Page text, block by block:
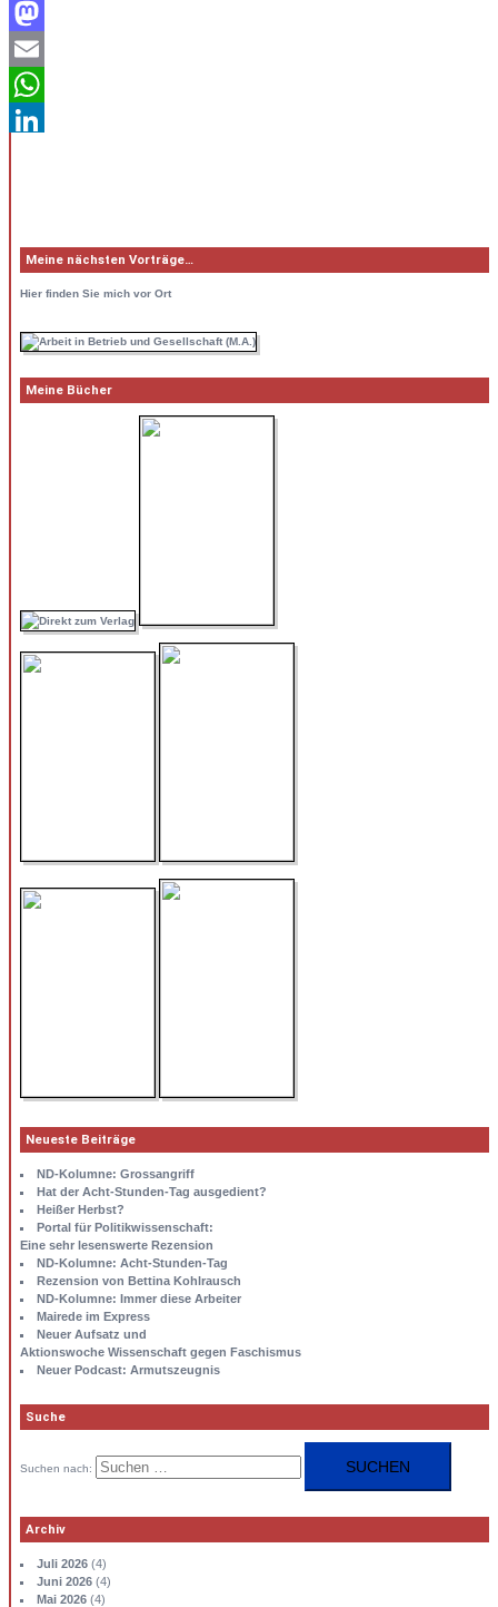
Facebook
Mastodon
Email
WhatsApp
Meine nächsten Vorträge…
Hierfinden Sie mich vor Ort
Meine Bücher
Neueste Beiträge
ND-Kolumne: Grossangriff
Hat der Acht-Stunden-Tag ausgedient?
Heißer Herbst?
Portal für Politikwissenschaft:
Eine sehr lesenswerte Rezension
ND-Kolumne: Acht-Stunden-Tag
Rezension von Bettina Kohlrausch
ND-Kolumne: Immer diese Arbeiter
Mairede im Express
Neuer Aufsatz und
Aktionswoche Wissenschaft gegen Faschismus
Neuer Podcast: Armutszeugnis
Suche
Suchen nach:
Archiv
Juli 2026(4)
Juni 2026(4)
Mai 2026(4)